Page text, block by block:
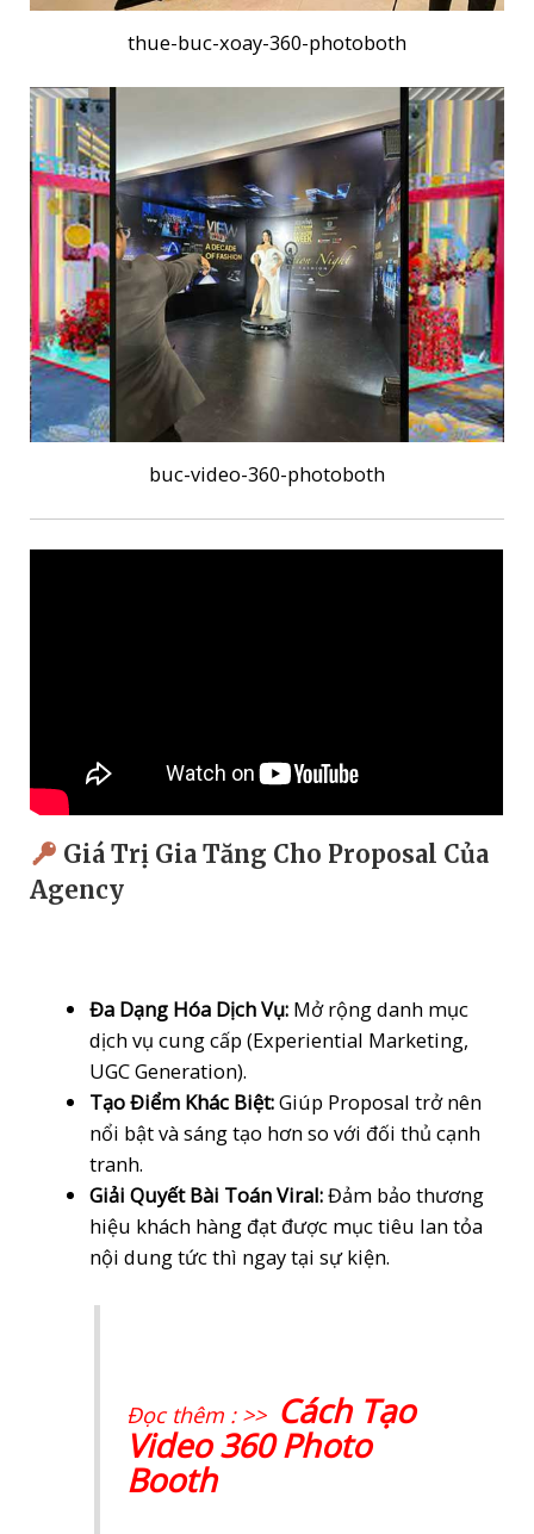
thue-buc-xoay-360-photoboth
buc-video-360-photoboth
Giá Trị Gia Tăng Cho Proposal Của
Agency
Đa Dạng Hóa Dịch Vụ:Mở rộng danh mục
dịch vụ cung cấp (Experiential Marketing,
UGC Generation).
Tạo Điểm Khác Biệt:Giúp Proposal trở nên
nổi bật và sáng tạo hơn so với đối thủ cạnh
tranh.
Giải Quyết Bài Toán Viral:Đảm bảo thương
hiệu khách hàng đạt được mục tiêu lan tỏa
nội dung tức thì ngay tại sự kiện.
Đọc thêm : >> Cách Tạo
Video 360 Photo
Booth